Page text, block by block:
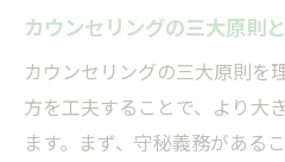
カウンセリングの三大原則
カウンセリングの三大原則を
方を工夫することで、より大
ます。まず、守秘義務がある